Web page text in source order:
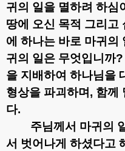
귀의 일을 멸하려 하심
땅에 오신 목적 그리고
에 하나는 바로 마귀의
귀의 일은 무엇입니까?
을 지배하여 하나님을
형상을 파괴하며 , 함께
다.
주님께서 마귀의
서 벗어나게 하셨다고